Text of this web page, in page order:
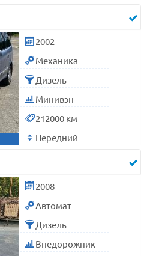
2002
Механика
Дизель
Минивэн
212000 км
Передний
2008
Автомат
Дизель
Внедорожник